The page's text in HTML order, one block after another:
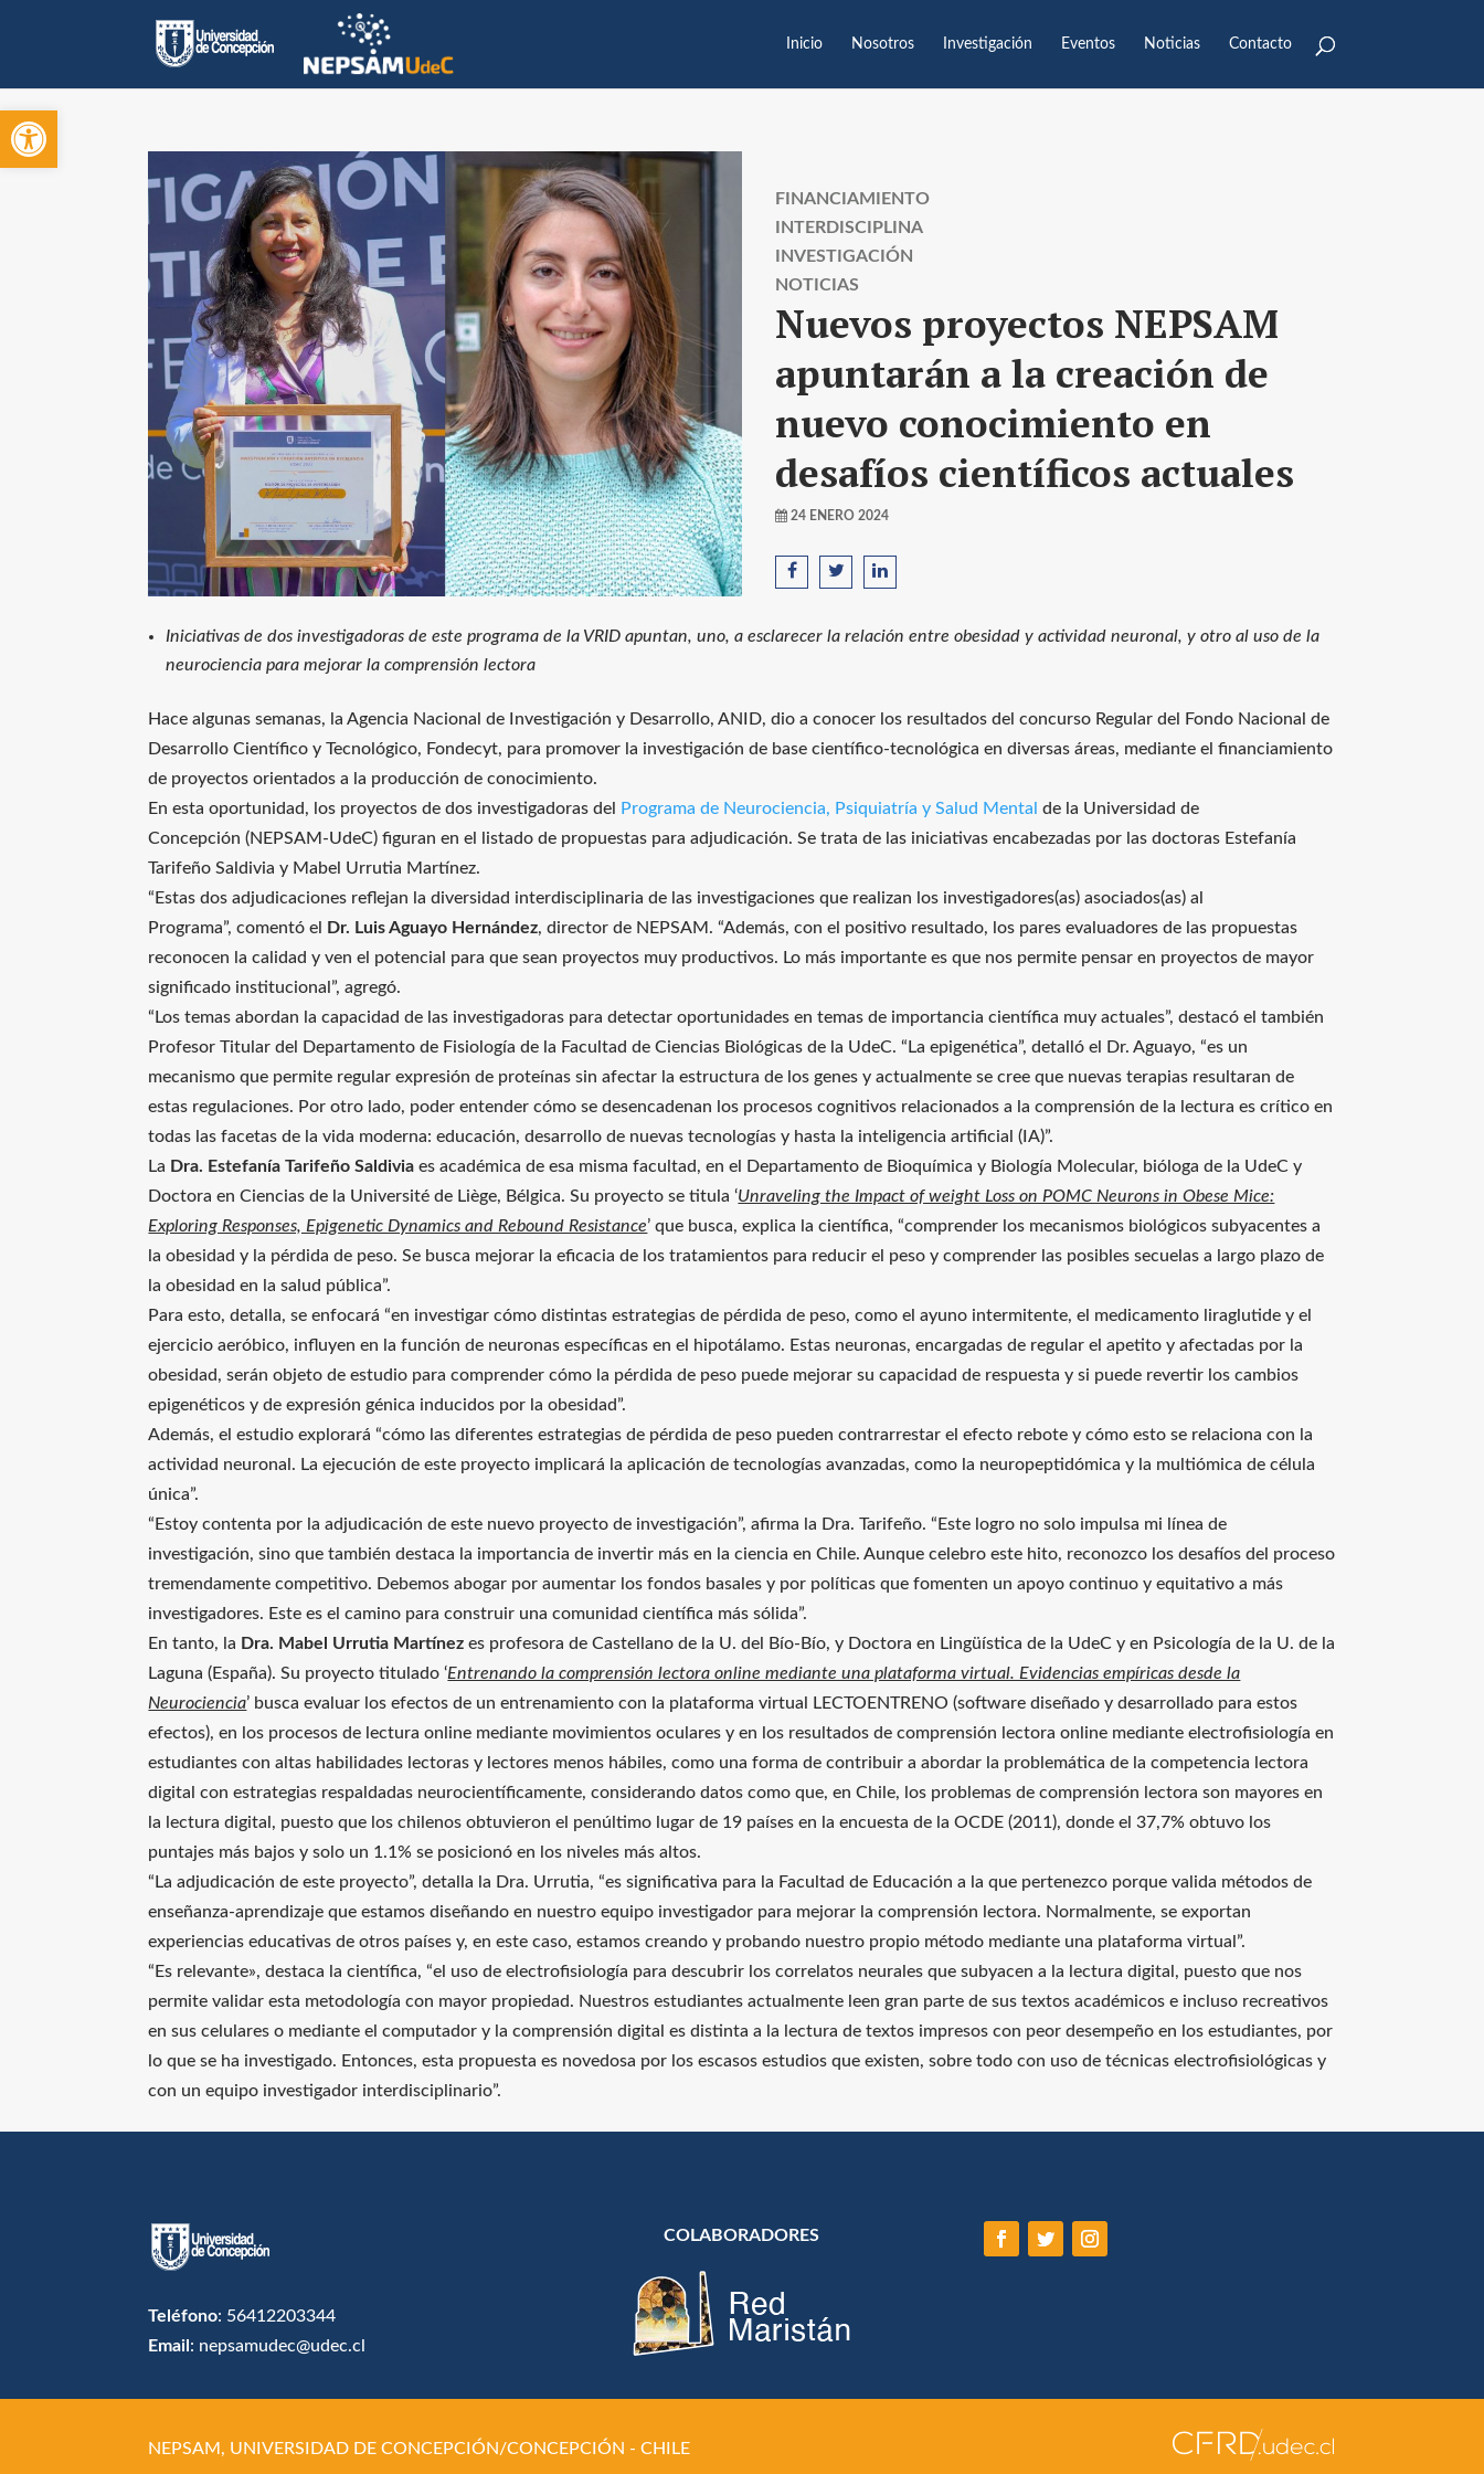
Open toolbar
Inicio Nosotros Investigación Eventos Noticias Contacto
FINANCIAMIENTO
INTERDISCIPLINA
INVESTIGACIÓN
NOTICIAS
Nuevos proyectos NEPSAM
apuntarán a la creación de
nuevo conocimiento en
desafíos científicos actuales
24 ENERO 2024
Iniciativas de dos investigadoras de este programa de la VRID apuntan, uno, a esclarecer la relación entre obesidad y actividad neuronal, y otro al uso de la
neurociencia para mejorar la comprensión lectora
Hace algunas semanas, la Agencia Nacional de Investigación y Desarrollo, ANID, dio a conocer los resultados del concurso Regular del Fondo Nacional de
Desarrollo Científico y Tecnológico, Fondecyt, para promover la investigación de base científico-tecnológica en diversas áreas, mediante el financiamiento
de proyectos orientados a la producción de conocimiento.
En esta oportunidad, los proyectos de dos investigadoras del
Programa de Neurociencia, Psiquiatría y Salud Mental de la Universidad de
Concepción (NEPSAM-UdeC) figuran en el listado de propuestas para adjudicación. Se trata de las iniciativas encabezadas por las doctoras Estefanía
Tarifeño Saldivia y Mabel Urrutia Martínez.
“Estas dos adjudicaciones reflejan la diversidad interdisciplinaria de las investigaciones que realizan los investigadores(as) asociados(as) al
Programa”, comentó el
Dr. Luis Aguayo Hernández, director de NEPSAM. “Además, con el positivo resultado, los pares evaluadores de las propuestas
reconocen la calidad y ven el potencial para que sean proyectos muy productivos. Lo más importante es que nos permite pensar en proyectos de mayor
significado institucional”, agregó.
“Los temas abordan la capacidad de las investigadoras para detectar oportunidades en temas de importancia científica muy actuales”, destacó el también
Profesor Titular del Departamento de Fisiología de la Facultad de Ciencias Biológicas de la UdeC. “La epigenética”, detalló el Dr. Aguayo, “es un
mecanismo que permite regular expresión de proteínas sin afectar la estructura de los genes y actualmente se cree que nuevas terapias resultaran de
estas regulaciones. Por otro lado, poder entender cómo se desencadenan los procesos cognitivos relacionados a la comprensión de la lectura es crítico en
todas las facetas de la vida moderna: educación, desarrollo de nuevas tecnologías y hasta la inteligencia artificial (IA)”.
La Dra. Estefanía Tarifeño Saldivia es académica de esa misma facultad, en el Departamento de Bioquímica y Biología Molecular, bióloga de la UdeC y
Doctora en Ciencias de la Université de Liège, Bélgica. Su proyecto se titula ‘Unraveling the Impact of weight Loss on POMC Neurons in Obese Mice:
Exploring Responses, Epigenetic Dynamics and Rebound Resistance’ que busca, explica la científica, “comprender los mecanismos biológicos subyacentes a
la obesidad y la pérdida de peso. Se busca mejorar la eficacia de los tratamientos para reducir el peso y comprender las posibles secuelas a largo plazo de
la obesidad en la salud pública”.
Para esto, detalla, se enfocará “en investigar cómo distintas estrategias de pérdida de peso, como el ayuno intermitente, el medicamento liraglutide y el
ejercicio aeróbico, influyen en la función de neuronas específicas en el hipotálamo. Estas neuronas, encargadas de regular el apetito y afectadas por la
obesidad, serán objeto de estudio para comprender cómo la pérdida de peso puede mejorar su capacidad de respuesta y si puede revertir los cambios
epigenéticos y de expresión génica inducidos por la obesidad”.
Además, el estudio explorará “cómo las diferentes estrategias de pérdida de peso pueden contrarrestar el efecto rebote y cómo esto se relaciona con la
actividad neuronal. La ejecución de este proyecto implicará la aplicación de tecnologías avanzadas, como la neuropeptidómica y la multiómica de célula
única”.
“Estoy contenta por la adjudicación de este nuevo proyecto de investigación”, afirma la Dra. Tarifeño. “Este logro no solo impulsa mi línea de
investigación, sino que también destaca la importancia de invertir más en la ciencia en Chile. Aunque celebro este hito, reconozco los desafíos del proceso
tremendamente competitivo. Debemos abogar por aumentar los fondos basales y por políticas que fomenten un apoyo continuo y equitativo a más
investigadores. Este es el camino para construir una comunidad científica más sólida”.
En tanto, la Dra. Mabel Urrutia Martínezes profesora de Castellano de la U. del Bío-Bío, y Doctora en Lingüística de la UdeC y en Psicología de la U. de la
Laguna (España). Su proyecto titulado ‘Entrenando la comprensión lectora online mediante una plataforma virtual. Evidencias empíricas desde la
Neurociencia’ busca evaluar los efectos de un entrenamiento con la plataforma virtual LECTOENTRENO (software diseñado y desarrollado para estos
efectos), en los procesos de lectura online mediante movimientos oculares y en los resultados de comprensión lectora online mediante electrofisiología en
estudiantes con altas habilidades lectoras y lectores menos hábiles, como una forma de contribuir a abordar la problemática de la competencia lectora
digital con estrategias respaldadas neurocientíficamente, considerando datos como que, en Chile, los problemas de comprensión lectora son mayores en
la lectura digital, puesto que los chilenos obtuvieron el penúltimo lugar de 19 países en la encuesta de la OCDE (2011), donde el 37,7% obtuvo los
puntajes más bajos y solo un 1.1% se posicionó en los niveles más altos.
“La adjudicación de este proyecto”, detalla la Dra. Urrutia, “es significativa para la Facultad de Educación a la que pertenezco porque valida métodos de
enseñanza-aprendizaje que estamos diseñando en nuestro equipo investigador para mejorar la comprensión lectora. Normalmente, se exportan
experiencias educativas de otros países y, en este caso, estamos creando y probando nuestro propio método mediante una plataforma virtual”.
“Es relevante», destaca la científica, “el uso de electrofisiología para descubrir los correlatos neurales que subyacen a la lectura digital, puesto que nos
permite validar esta metodología con mayor propiedad. Nuestros estudiantes actualmente leen gran parte de sus textos académicos e incluso recreativos
en sus celulares o mediante el computador y la comprensión digital es distinta a la lectura de textos impresos con peor desempeño en los estudiantes, por
lo que se ha investigado. Entonces, esta propuesta es novedosa por los escasos estudios que existen, sobre todo con uso de técnicas electrofisiológicas y
con un equipo investigador interdisciplinario”.
Teléfono: 56412203344
Email : nepsamudec@udec.cl
COLABORADORES
NEPSAM, UNIVERSIDAD DE CONCEPCIÓN/CONCEPCIÓN - CHILE